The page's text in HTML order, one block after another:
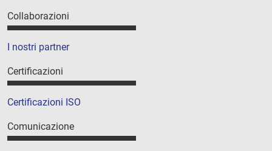
Collaborazioni
I nostri partner
Certificazioni
Certificazioni ISO
Comunicazione